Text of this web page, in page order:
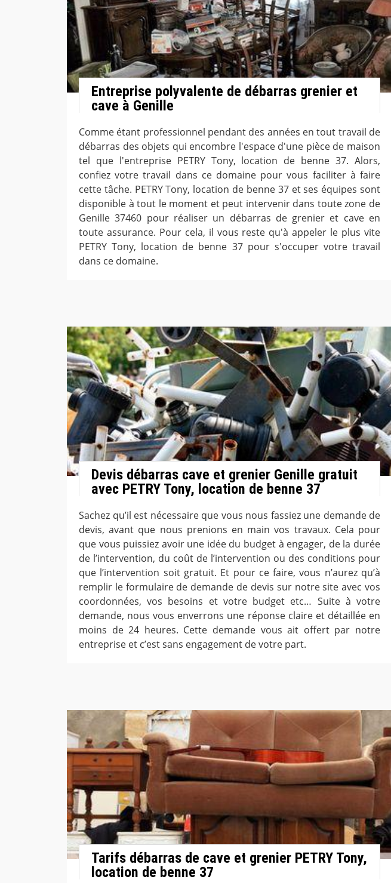
Entreprise polyvalente de débarras grenier et
cave à Genille
Comme étant professionnel pendant des années en tout travail de
débarras des objets qui encombre l'espace d'une pièce de maison
tel que l'entreprise PETRY Tony, location de benne 37. Alors,
confiez votre travail dans ce domaine pour vous faciliter à faire
cette tâche. PETRY Tony, location de benne 37 et ses équipes sont
disponible à tout le moment et peut intervenir dans toute zone de
Genille 37460 pour réaliser un débarras de grenier et cave en
toute assurance. Pour cela, il vous reste qu'à appeler le plus vite
PETRY Tony, location de benne 37 pour s'occuper votre travail
dans ce domaine.
Devis débarras cave et grenier Genille gratuit
avec PETRY Tony, location de benne 37
Sachez qu’il est nécessaire que vous nous fassiez une demande de
devis, avant que nous prenions en main vos travaux. Cela pour
que vous puissiez avoir une idée du budget à engager, de la durée
de l’intervention, du coût de l’intervention ou des conditions pour
que l’intervention soit gratuit. Et pour ce faire, vous n’aurez qu’à
remplir le formulaire de demande de devis sur notre site avec vos
coordonnées, vos besoins et votre budget etc… Suite à votre
demande, nous vous enverrons une réponse claire et détaillée en
moins de 24 heures. Cette demande vous ait offert par notre
entreprise et c’est sans engagement de votre part.
Tarifs débarras de cave et grenier PETRY Tony,
location de benne 37